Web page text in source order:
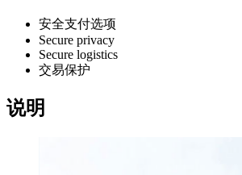
安全支付选项
Secure privacy
Secure logistics
交易保护
说明